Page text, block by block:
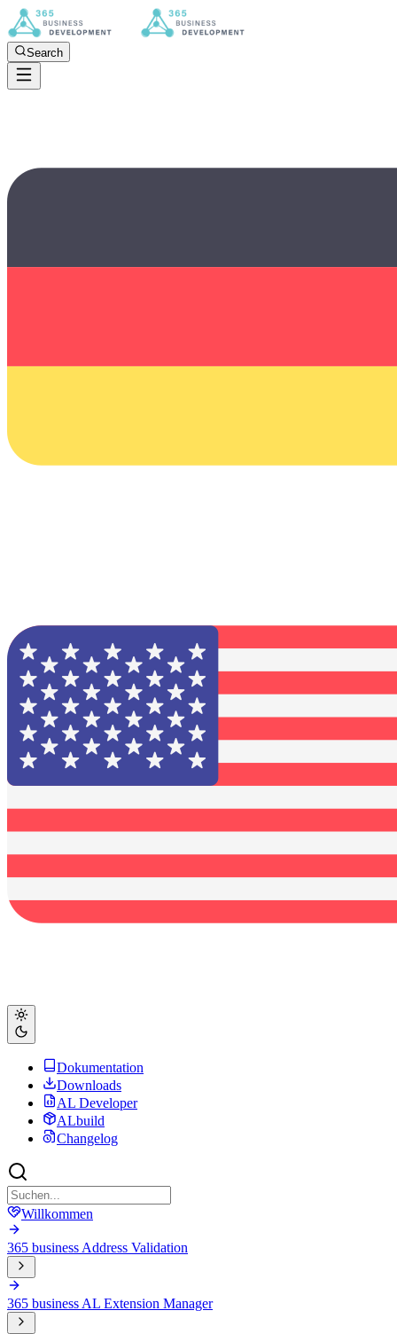
Search
Dokumentation
Downloads
AL Developer
ALbuild
Changelog
Willkommen
365 business Address Validation
365 business AL Extension Manager